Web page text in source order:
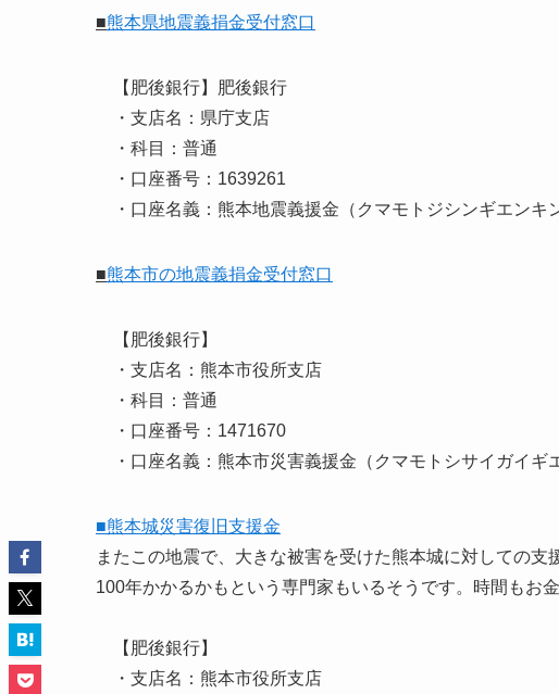
■熊本県地震義捐金受付窓口
【肥後銀行】肥後銀行
・支店名：県庁支店
・科目：普通
・口座番号：1639261
・口座名義：熊本地震義援金（クマモトジシンギエンキ
■熊本市の地震義捐金受付窓口
【肥後銀行】
・支店名：熊本市役所支店
・科目：普通
・口座番号：1471670
・口座名義：熊本市災害義援金（クマモトシサイガイギ
■熊本城災害復旧支援金
またこの地震で、大きな被害を受けた熊本城に対しての
100年かかるかもという専門家もいるそうです。時間もお
【肥後銀行】
・支店名：熊本市役所支店